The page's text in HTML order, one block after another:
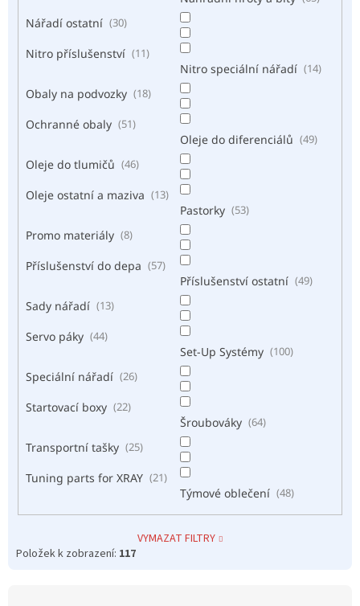
Nářadí ostatní 30
Nitro příslušenství 11
Nitro speciální nářadí 14
Obaly na podvozky 18
Ochranné obaly 51
Oleje do diferenciálů 49
Oleje do tlumičů 46
Oleje ostatní a maziva 13
Pastorky 53
Promo materiály 8
Příslušenství do depa 57
Příslušenství ostatní 49
Sady nářadí 13
Servo páky 44
Set-Up Systémy 100
Speciální nářadí 26
Startovací boxy 22
Šroubováky 64
Transportní tašky 25
Tuning parts for XRAY 21
Týmové oblečení 48
VYMAZAT FILTRY
Položek k zobrazení: 117